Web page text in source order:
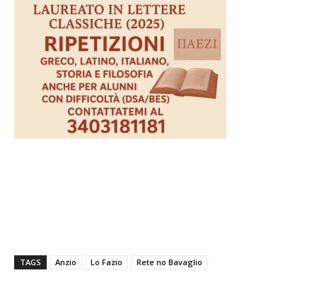
TAGS Anzio Lo Fazio Rete no Bavaglio